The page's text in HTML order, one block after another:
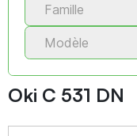
Famille
Modèle
Oki C 531 DN